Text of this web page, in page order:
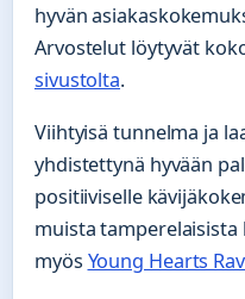
hyvän
Arvostelut löytyvät
sivustolta.
Viihtyisä tunnelma ja
yhdistettynä hyvään
positiiviselle
muista
myös Young Hearts